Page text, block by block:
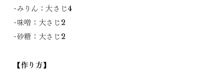
-みりん：大さじ4
-味噌：大さじ2
-砂糖：大さじ2
【作り方】